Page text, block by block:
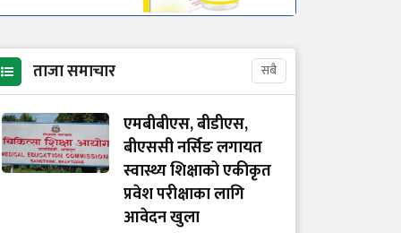
ताजा समाचार सबै
एमबीबीएस, बीडीएस,
बीएससी नर्सिङ लगायत
स्वास्थ्य शिक्षाको एकीकृत
प्रवेश परीक्षाका लागि
आवेदन खुला